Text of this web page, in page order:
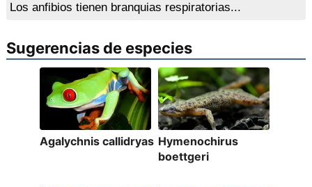
Los anfibios tienen branquias respiratorias...
Sugerencias de especies
Agalychnis callidryas Hymenochirus
boettgeri